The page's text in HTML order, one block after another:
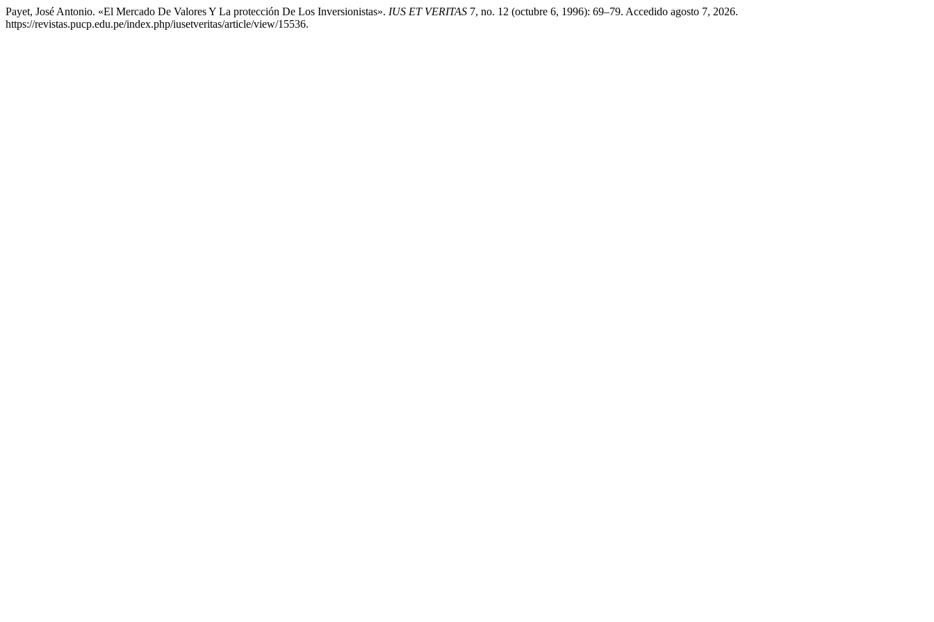
Payet, José Antonio. «El Mercado De Valores Y La protección De Los Inversionistas». IUS ET VERITAS 7, no. 12 (octubre 6, 1996): 69–79. Accedido agosto 7, 2026.
https://revistas.pucp.edu.pe/index.php/iusetveritas/article/view/15536.